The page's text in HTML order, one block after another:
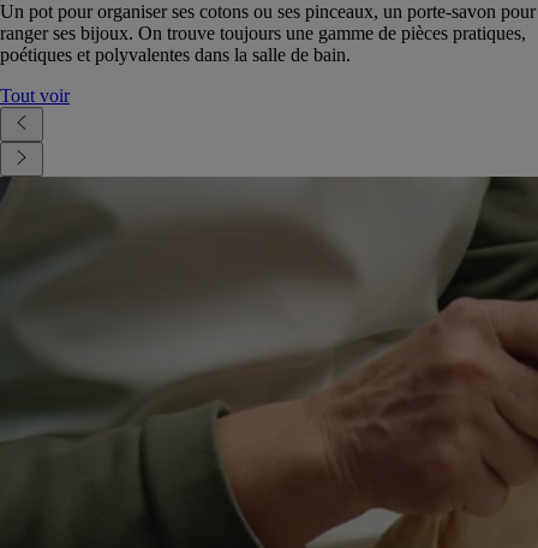
Un pot pour organiser ses cotons ou ses pinceaux, un porte-savon pour
ranger ses bijoux. On trouve toujours une gamme de pièces pratiques,
poétiques et polyvalentes dans la salle de bain.
Tout voir